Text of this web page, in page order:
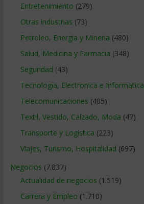
Entretenimiento (279)
Otras industrias (73)
Petroleo, Energia y Mineria (480)
Salud, Medicina y Farmacia (348)
Seguridad (43)
Tecnologia, Electronica e Informatica
Telecomunicaciones (405)
Textil, Vestido, Calzado, Moda (47)
Transporte y Logistica (223)
Viajes, Turismo, Hospitalidad (697)
Negocios (7.837)
Actualidad de negocios (1.519)
Carrera y Empleo (1.710)